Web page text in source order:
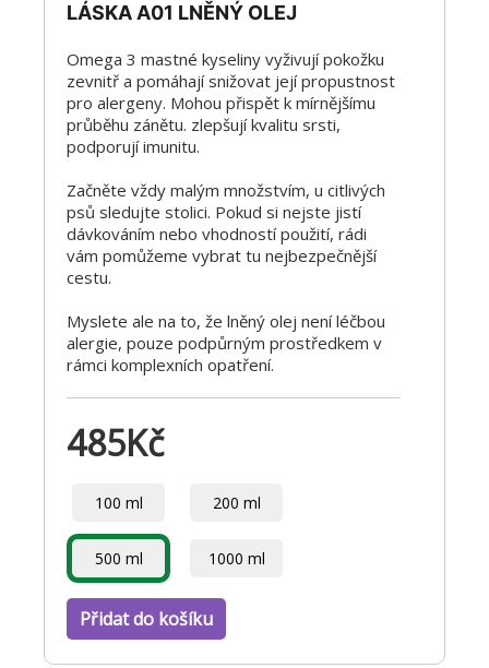
LÁSKA A01 LNĚNÝ OLEJ
Omega 3 mastné kyseliny vyživují pokožku
zevnitř a pomáhají snižovat její propustnost
pro alergeny. Mohou přispět k mírnějšímu
průběhu zánětu. zlepšují kvalitu srsti,
podporují imunitu.
Začněte vždy malým množstvím, u citlivých
psů sledujte stolici. Pokud si nejste jistí
dávkováním nebo vhodností použití, rádi
vám pomůžeme vybrat tu nejbezpečnější
cestu.
Myslete ale na to, že lněný olej není léčbou
alergie, pouze podpůrným prostředkem v
rámci komplexních opatření.
485Kč
100 ml 200 ml
500 ml 1000 ml
Přidat do košíku